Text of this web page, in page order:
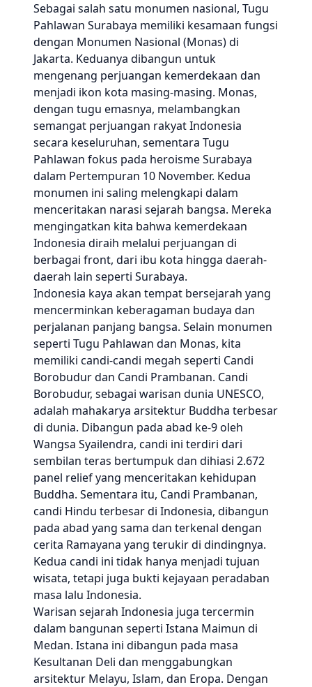
Sebagai salah satu monumen nasional, Tugu
Pahlawan Surabaya memiliki kesamaan fungsi
dengan Monumen Nasional (Monas) di
Jakarta. Keduanya dibangun untuk
mengenang perjuangan kemerdekaan dan
menjadi ikon kota masing-masing. Monas,
dengan tugu emasnya, melambangkan
semangat perjuangan rakyat Indonesia
secara keseluruhan, sementara Tugu
Pahlawan fokus pada heroisme Surabaya
dalam Pertempuran 10 November. Kedua
monumen ini saling melengkapi dalam
menceritakan narasi sejarah bangsa. Mereka
mengingatkan kita bahwa kemerdekaan
Indonesia diraih melalui perjuangan di
berbagai front, dari ibu kota hingga daerah-
daerah lain seperti Surabaya.
Indonesia kaya akan tempat bersejarah yang
mencerminkan keberagaman budaya dan
perjalanan panjang bangsa. Selain monumen
seperti Tugu Pahlawan dan Monas, kita
memiliki candi-candi megah seperti Candi
Borobudur dan Candi Prambanan. Candi
Borobudur, sebagai warisan dunia UNESCO,
adalah mahakarya arsitektur Buddha terbesar
di dunia. Dibangun pada abad ke-9 oleh
Wangsa Syailendra, candi ini terdiri dari
sembilan teras bertumpuk dan dihiasi 2.672
panel relief yang menceritakan kehidupan
Buddha. Sementara itu, Candi Prambanan,
candi Hindu terbesar di Indonesia, dibangun
pada abad yang sama dan terkenal dengan
cerita Ramayana yang terukir di dindingnya.
Kedua candi ini tidak hanya menjadi tujuan
wisata, tetapi juga bukti kejayaan peradaban
masa lalu Indonesia.
Warisan sejarah Indonesia juga tercermin
dalam bangunan seperti Istana Maimun di
Medan. Istana ini dibangun pada masa
Kesultanan Deli dan menggabungkan
arsitektur Melayu, Islam, dan Eropa. Dengan